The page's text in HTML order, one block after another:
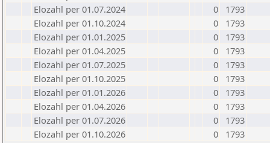
Elozahl per 01.07.2024
0
1793
Elozahl per 01.10.2024
0
1793
Elozahl per 01.01.2025
0
1793
Elozahl per 01.04.2025
0
1793
Elozahl per 01.07.2025
0
1793
Elozahl per 01.10.2025
0
1793
Elozahl per 01.01.2026
0
1793
Elozahl per 01.04.2026
0
1793
Elozahl per 01.07.2026
0
1793
Elozahl per 01.10.2026
0 1793